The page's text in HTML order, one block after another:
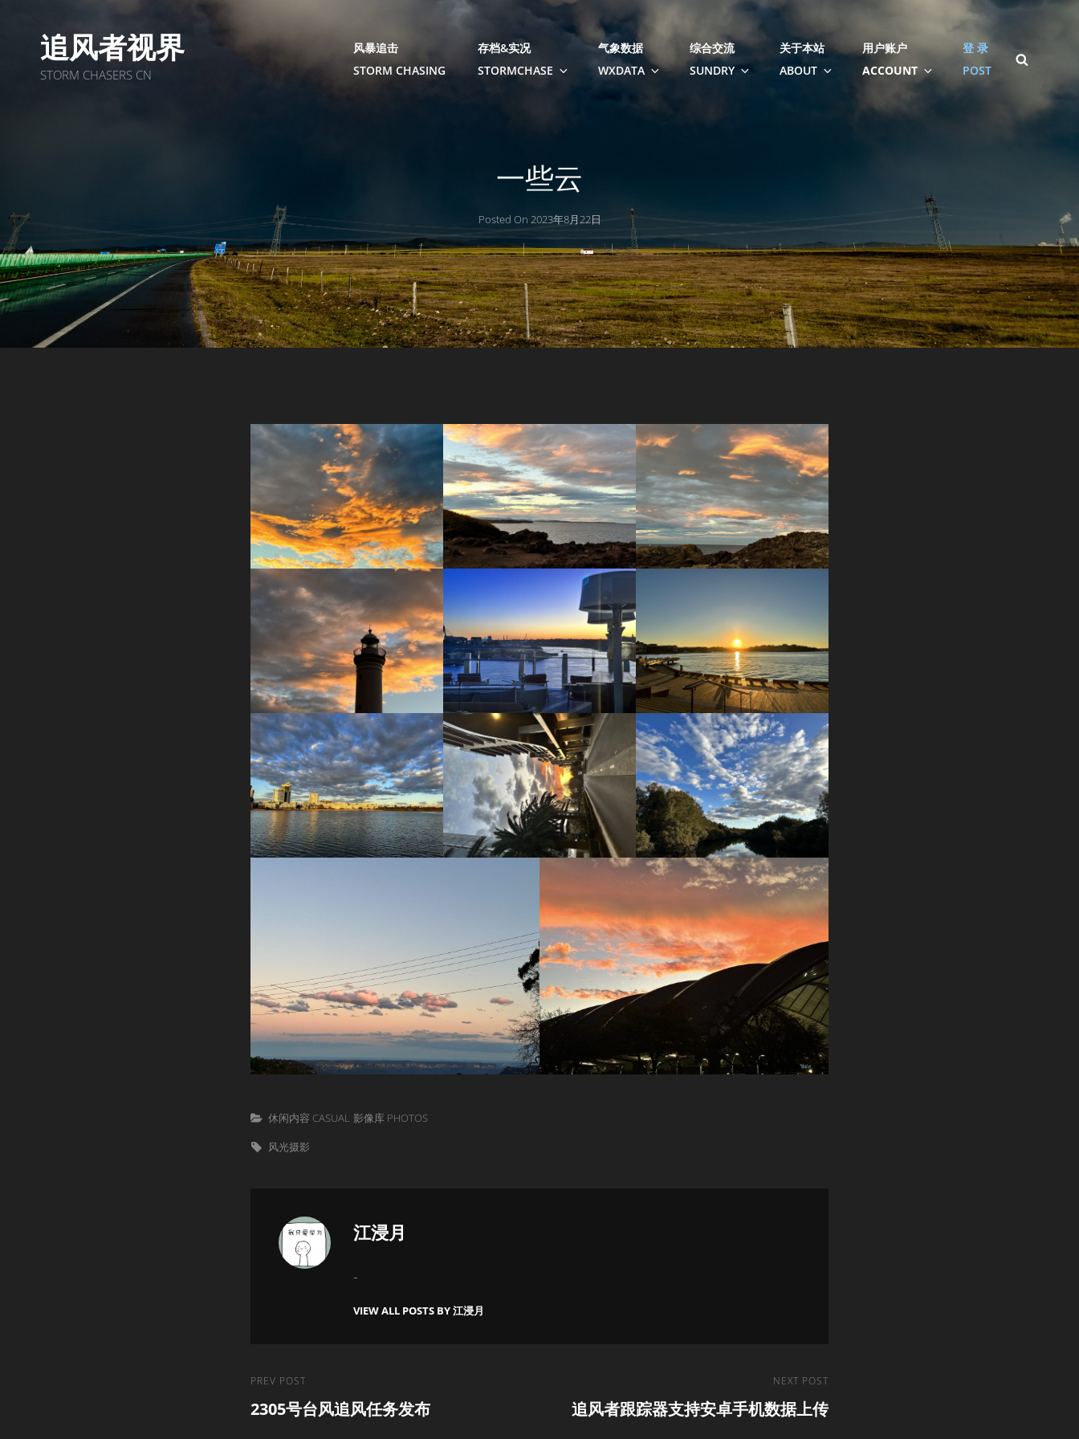
追风者视界
STORM CHASERS CN
风暴追击
STORM CHASING
存档&实况
STORMCHASE
气象数据
WXDATA
综合交流
SUNDRY
关于本站
ABOUT
用户账户
ACCOUNT
登 录
POST
一些云
Posted On 2023年8月22日
Categories
休闲内容 CASUAL 影像库 PHOTOS
Tags,
风光摄影
Author:
江浸月
-
VIEW ALL POSTS BY 江浸月
文
章
Previous
Post
PREV POST
2305号台风追风任务发布
Post
NEXT POST
追风者跟踪器支持安卓手机数据上传